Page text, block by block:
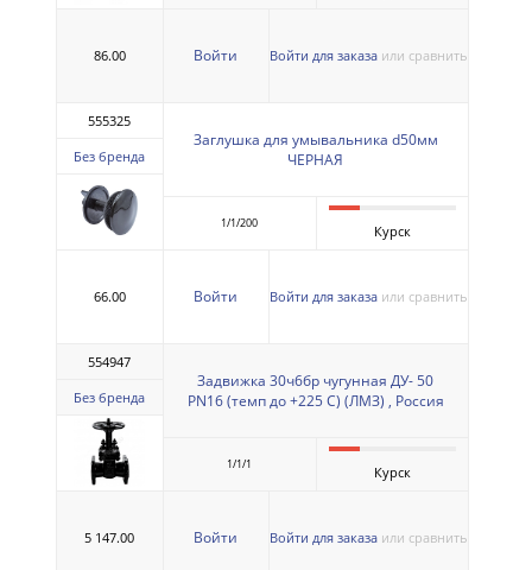
86.00 Войти Войти для заказа или сравнить
555325
Без бренда
Заглушка для умывальника d50мм
ЧЕРНАЯ
1/1/200 Курск
66.00 Войти Войти для заказа или сравнить
554947
Без бренда
Задвижка 30ч6бр чугунная ДУ- 50
PN16 (темп до +225 С) (ЛМЗ) , Россия
1/1/1 Курск
5 147.00 Войти Войти для заказа или сравнить